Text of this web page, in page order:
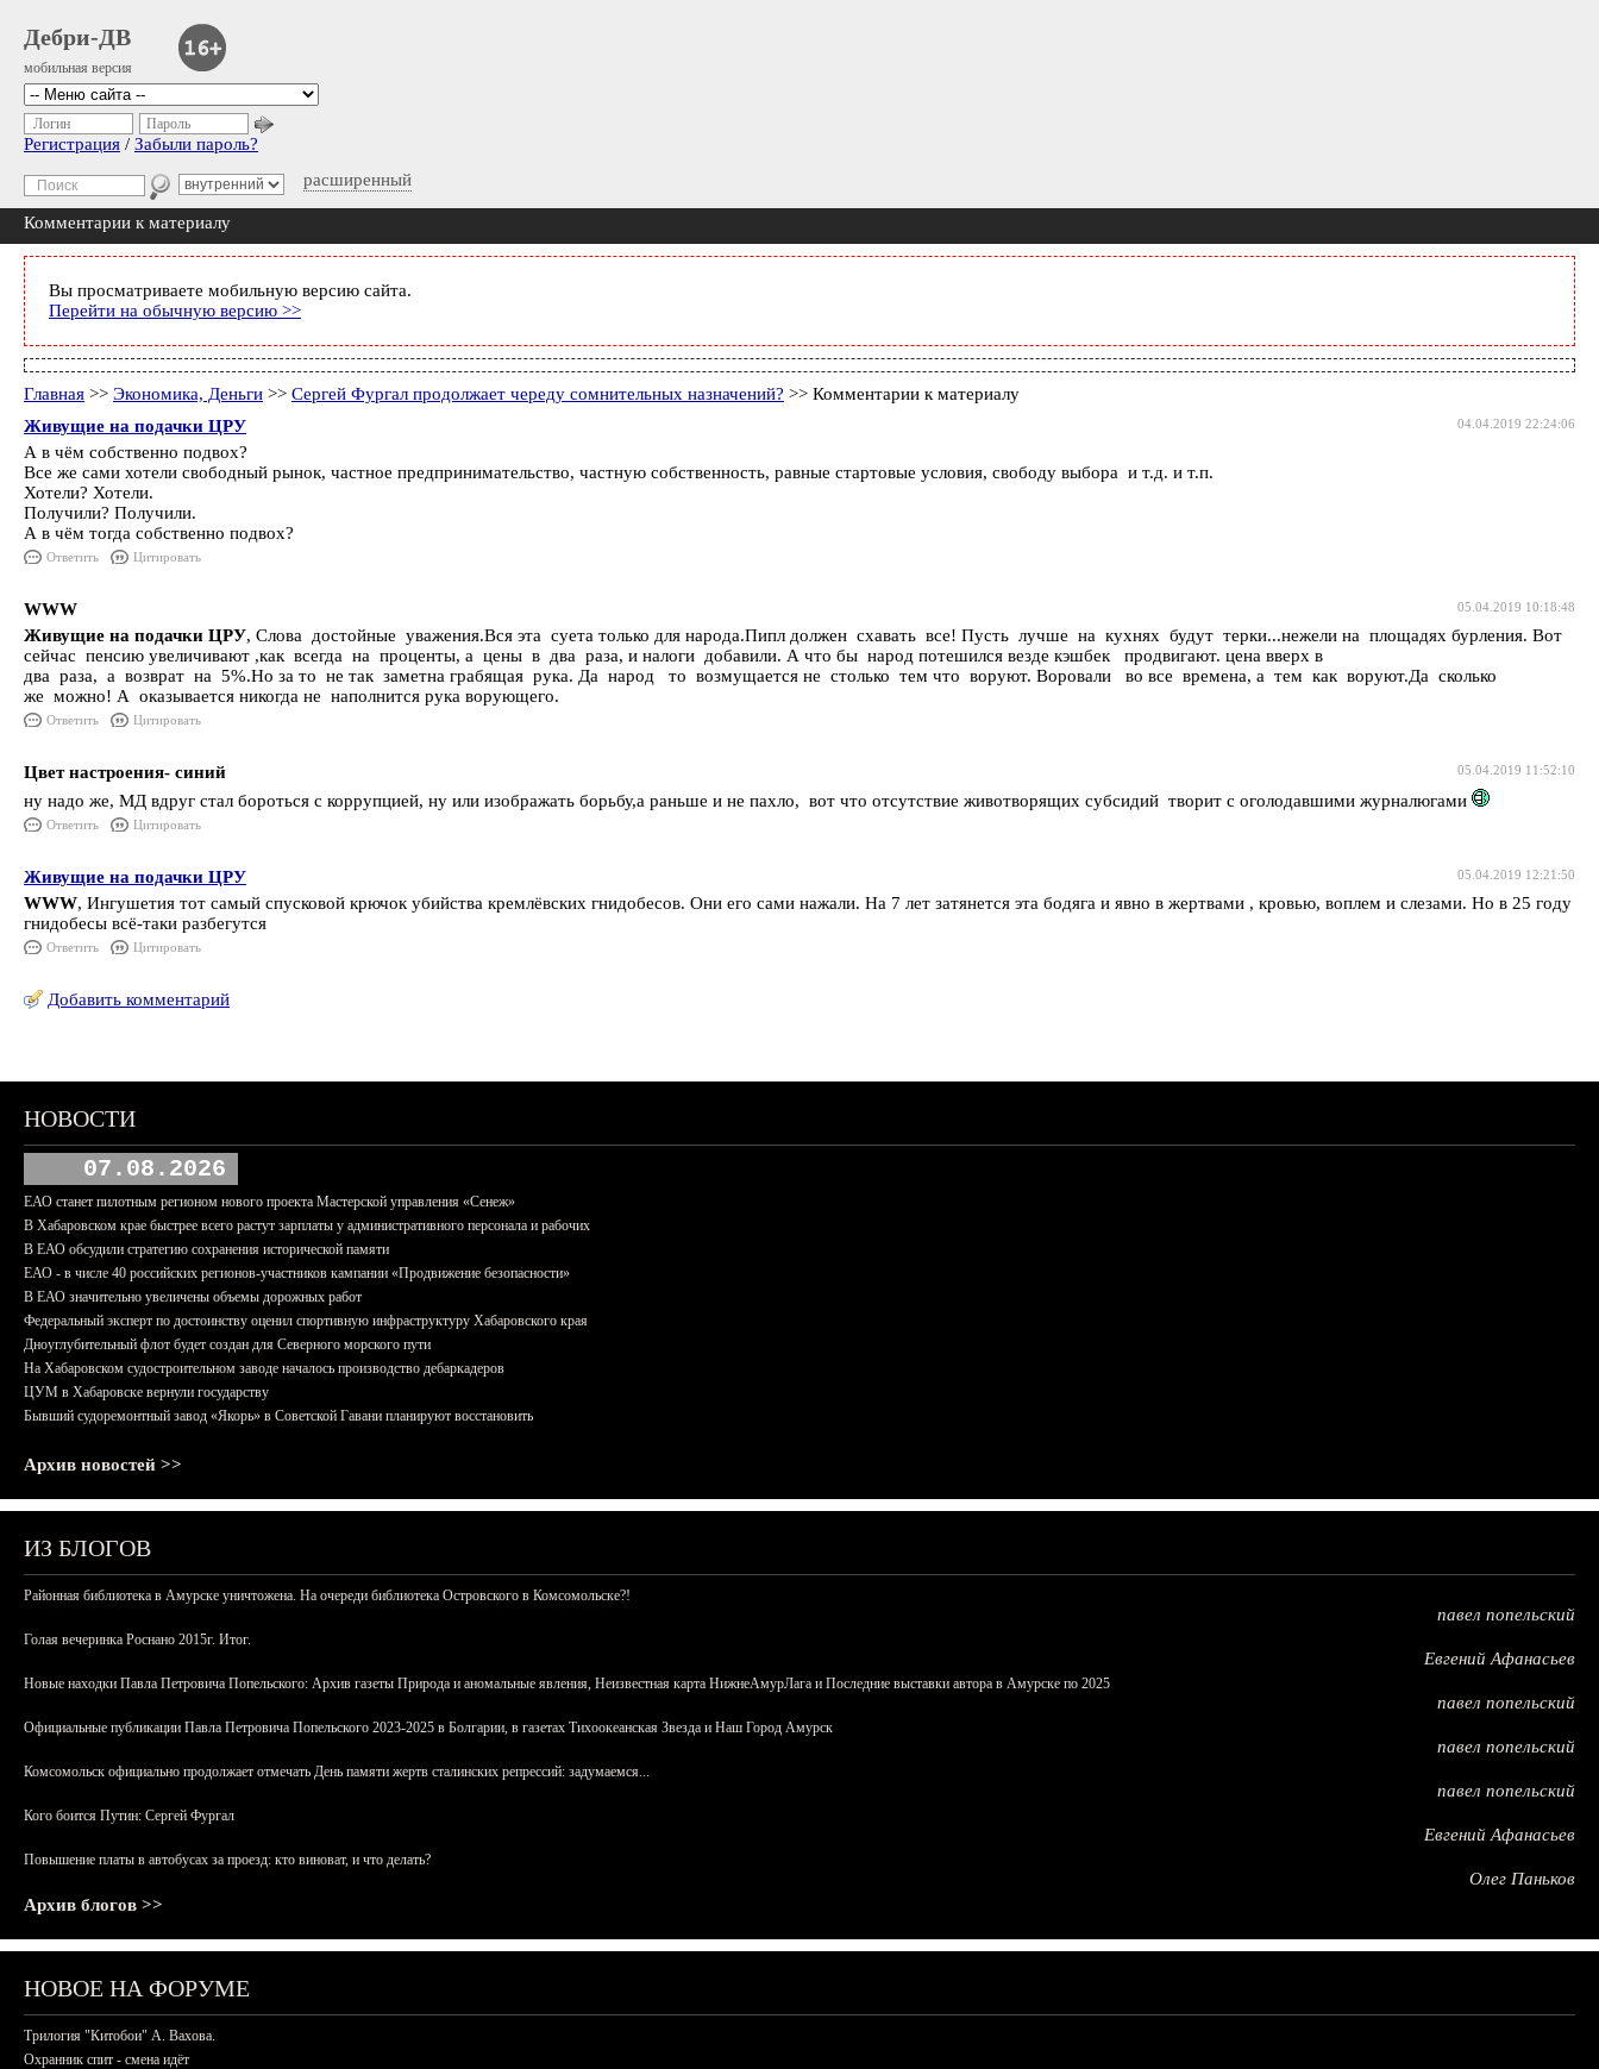
Дебри-ДВ
мобильная версия
расширенный
Логин Пароль
Регистрация / Забыли пароль?
Комментарии к материалу
Вы просматриваете мобильную версию сайта.
Перейти на обычную версию >>
Главная >> Экономика, Деньги >> Сергей Фургал продолжает череду сомнительных назначений? >> Комментарии к материалу
04.04.2019 22:24:06
Живущие на подачки ЦРУ
А в чём собственно подвох?
Все же сами хотели свободный рынок, частное предпринимательство, частную собственность, равные стартовые условия, свободу выбора и т.д. и т.п.
Хотели? Хотели.
Получили? Получили.
А в чём тогда собственно подвох?
Ответить Цитировать
05.04.2019 10:18:48
WWW
Живущие на подачки ЦРУ, Слова достойные уважения.Вся эта суета только для народа.Пипл должен схавать все! Пусть лучше на кухнях будут терки...нежели на площадях бурления. Вот
сейчас пенсию увеличивают ,как всегда на проценты, а цены в два раза, и налоги добавили. А что бы народ потешился везде кэшбек продвигают. цена вверх в
два раза, а возврат на 5%.Но за то не так заметна грабящая рука. Да народ то возмущается не столько тем что воруют. Воровали во все времена, а тем как воруют.Да сколько
же можно! А оказывается никогда не наполнится рука ворующего.
Ответить Цитировать
05.04.2019 11:52:10
Цвет настроения- синий
ну надо же, МД вдруг стал бороться с коррупцией, ну или изображать борьбу,а раньше и не пахло, вот что отсутствие животворящих субсидий творит с оголодавшими журналюгами
Ответить Цитировать
05.04.2019 12:21:50
Живущие на подачки ЦРУ
WWW, Ингушетия тот самый спусковой крючок убийства кремлёвских гнидобесов. Они его сами нажали. На 7 лет затянется эта бодяга и явно в жертвами , кровью, воплем и слезами. Но в 25 году
гнидобесы всё-таки разбегутся
Ответить Цитировать
Добавить комментарий
НОВОСТИ
07.08.2026
ЕАО станет пилотным регионом нового проекта Мастерской управления «Сенеж»
В Хабаровском крае быстрее всего растут зарплаты у административного персонала и рабочих
В ЕАО обсудили стратегию сохранения исторической памяти
ЕАО - в числе 40 российских регионов-участников кампании «Продвижение безопасности»
В ЕАО значительно увеличены объемы дорожных работ
Федеральный эксперт по достоинству оценил спортивную инфраструктуру Хабаровского края
Дноуглубительный флот будет создан для Северного морского пути
На Хабаровском судостроительном заводе началось производство дебаркадеров
ЦУМ в Хабаровске вернули государству
Бывший судоремонтный завод «Якорь» в Советской Гавани планируют восстановить
Архив новостей >>
ИЗ БЛОГОВ
Районная библиотека в Амурске уничтожена. На очереди библиотека Островского в Комсомольске?!
павел попельский
Голая вечеринка Роснано 2015г. Итог.
Евгений Афанасьев
Новые находки Павла Петровича Попельского: Архив газеты Природа и аномальные явления, Неизвестная карта НижнеАмурЛага и Последние выставки автора в Амурске по 2025
павел попельский
Официальные публикации Павла Петровича Попельского 2023-2025 в Болгарии, в газетах Тихоокеанская Звезда и Наш Город Амурск
павел попельский
Комсомольск официально продолжает отмечать День памяти жертв сталинских репрессий: задумаемся...
павел попельский
Кого боится Путин: Сергей Фургал
Евгений Афанасьев
Повышение платы в автобусах за проезд: кто виноват, и что делать?
Олег Паньков
Архив блогов >>
НОВОЕ НА ФОРУМЕ
Трилогия "Китобои" А. Вахова.
Охранник спит - смена идёт